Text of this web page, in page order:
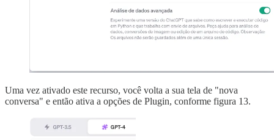
Uma vez ativado este recurso, você volta a sua tela de "nova
conversa" e então ativa a opções de Plugin, conforme figura 13.